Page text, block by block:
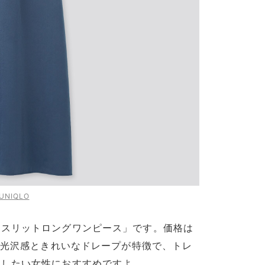
リットロングワンピース」です。価格は
沢感ときれいなドレープが特徴で、トレ